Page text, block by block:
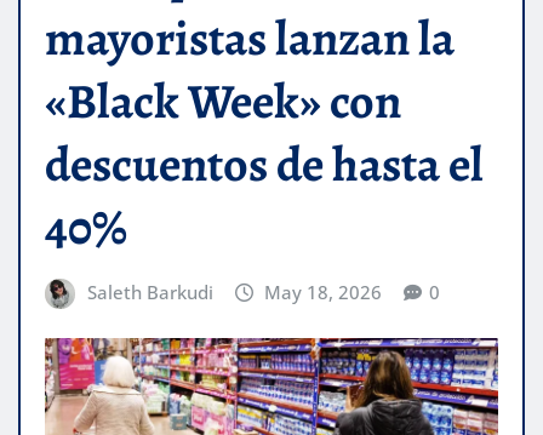
mayoristas lanzan la
«Black Week» con
descuentos de hasta el
40%
Saleth Barkudi May 18, 2026 0